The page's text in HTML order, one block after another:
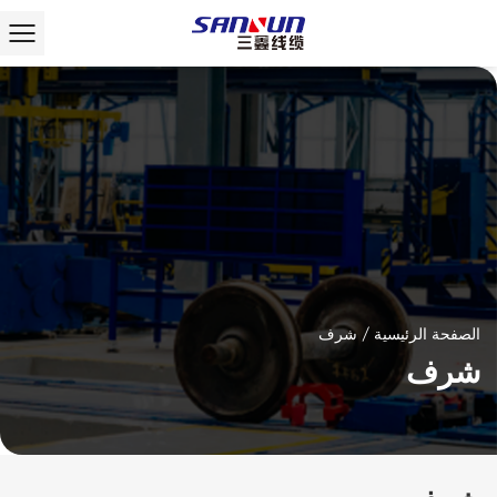
الصفحة الرئيسية / شرف
شرف